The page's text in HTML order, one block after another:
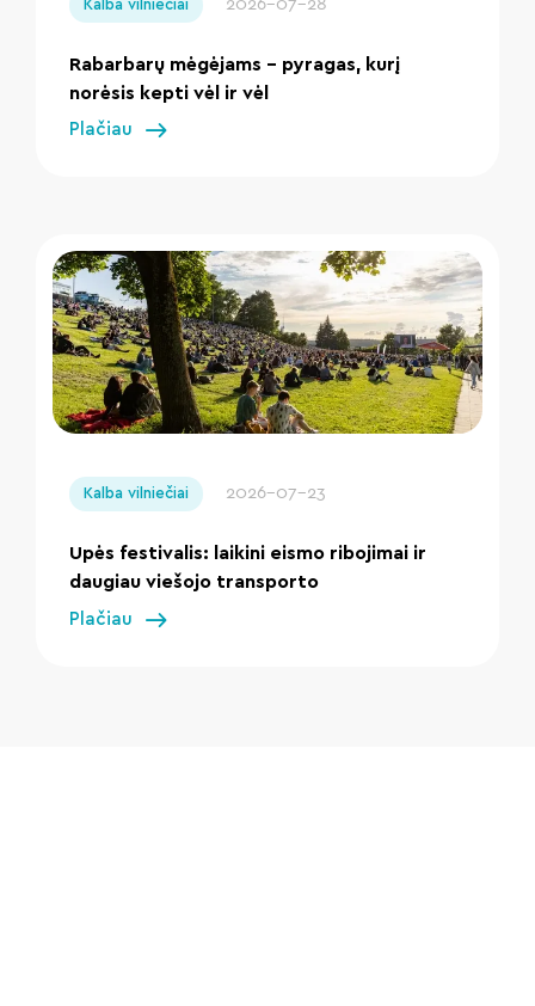
Kalba vilniečiai
Rabarbarų mėgėjams – pyragas, kurį
norėsis kepti vėl ir vėl
Plačiau
Kalba vilniečiai 2026-07-23
Upės festivalis: laikini eismo ribojimai ir
daugiau viešojo transporto
Plačiau